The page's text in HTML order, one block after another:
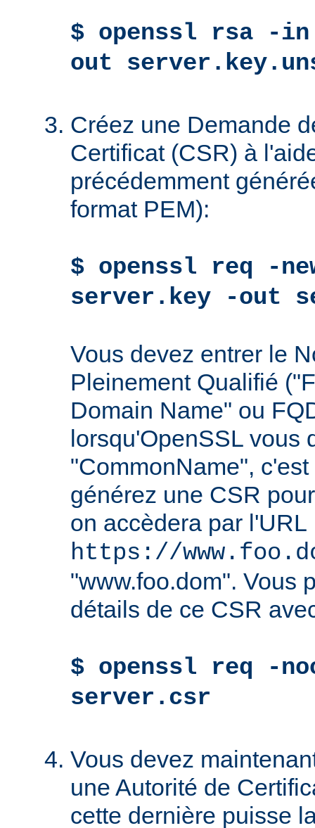
$ openssl rsa -
out
Créez une Demande
Certificat (CSR) à
précédemment
format PEM):
$ openssl req -
server.key -out
Vous devez entrer le
Pleinement Qualifié
Domain Name" ou
lorsqu'OpenSSL vous
"CommonName",
générez une CSR
on accèdera par l'URL
https://
"www.foo.dom". Vous
détails de ce CSR
$ openssl req -
server.csr
Vous devez
une Autorité de
cette dernière puisse